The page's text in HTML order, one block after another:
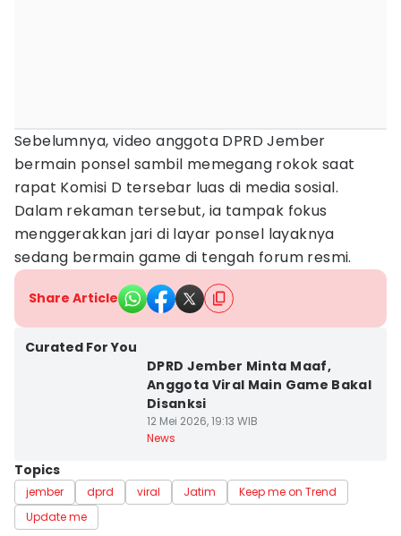
Sebelumnya, video anggota DPRD Jember
bermain ponsel sambil memegang rokok saat
rapat Komisi D tersebar luas di media sosial.
Dalam rekaman tersebut, ia tampak fokus
menggerakkan jari di layar ponsel layaknya
sedang bermain game di tengah forum resmi.
Share Article
Curated For You
DPRD Jember Minta Maaf,
Anggota Viral Main Game Bakal
Disanksi
12 Mei 2026, 19:13 WIB
News
Topics
jember dprd viral Jatim
Keep me on Trend
Update me